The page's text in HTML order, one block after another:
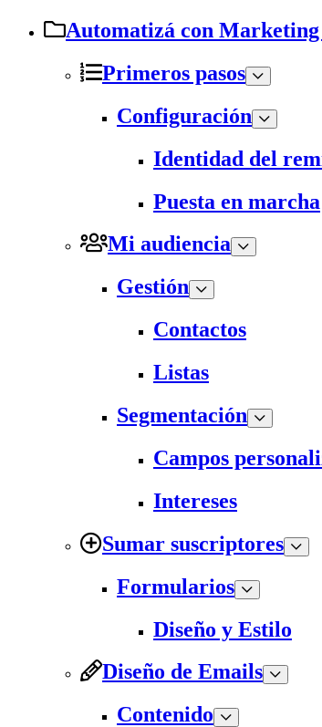
Automatizá con Marketing
Primeros pasos
Configuración
Identidad del
Puesta en marcha
Mi audiencia
Gestión
Contactos
Listas
Segmentación
Campos
Intereses
Sumar suscriptores
Formularios
Diseño y Estilo
Diseño de Emails
Contenido